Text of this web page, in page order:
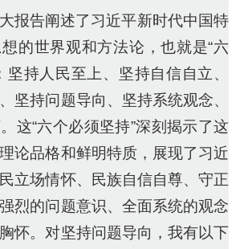
报告阐述了习近平新时代中国特
的世界观和方法论，也就是“六
坚持人民至上、坚持自信自立、
坚持问题导向、坚持系统观念、
这“六个必须坚持”深刻揭示了这
论品格和鲜明特质，展现了习近
立场情怀、民族自信自尊、守正
烈的问题意识、全面系统的观念
怀。对坚持问题导向，我有以下